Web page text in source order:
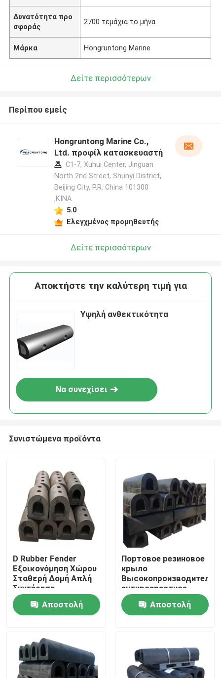
Σπίτι
Προϊόντα
Βίντεο
Δυνατότητα προ
σφοράς
2700 τεμάχια το μήνα
Μάρκα Hongruntong Marine
Δείτε περισσότερων
Περίπου εμείς
Hongruntong Marine Co.,
Ltd. προφίλ κατασκευαστή
C1-7, Xuhui Center, Jinguan
North 2nd Street, Shunyi District,
Beijing City, P.R. China 101300
,ΚΙΝΑ
5.0
Ελεγχμένος προμηθευτής
Δείτε περισσότερων
Αποκτήστε την καλύτερη τιμή για
Υψηλή ανθεκτικότητα
Να συνεχίσει
Συνιστώμενα προϊόντα
D Rubber Fender
Εξοικονόμηση Χώρου
Σταθερή Δομή Απλή
Συντήρηση
Αποστολή
Портовое резиновое
крыло
антивозрастное
коррозионностойкое
инвариантного типа
Αποστολή